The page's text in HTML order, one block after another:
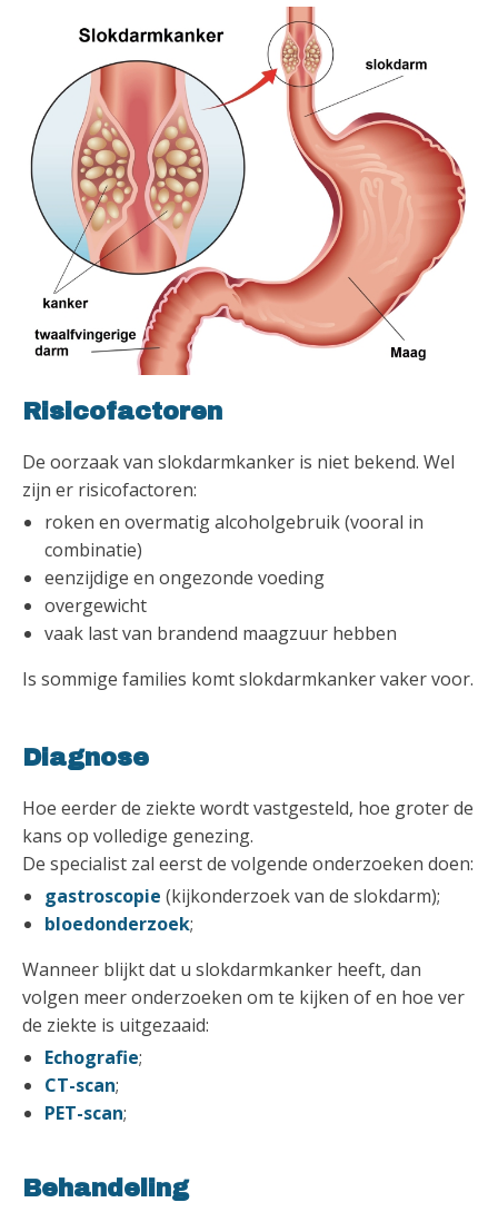
Risicofactoren
De oorzaak van slokdarmkanker is niet bekend. Wel
zijn er risicofactoren:
roken en overmatig alcoholgebruik (vooral in
combinatie)
eenzijdige en ongezonde voeding
overgewicht
vaak last van brandend maagzuur hebben
Is sommige families komt slokdarmkanker vaker voor.
Diagnose
Hoe eerder de ziekte wordt vastgesteld, hoe groter de
kans op volledige genezing.
De specialist zal eerst de volgende onderzoeken doen:
gastroscopie (kijkonderzoek van de slokdarm);
bloedonderzoek;
Wanneer blijkt dat u slokdarmkanker heeft, dan
volgen meer onderzoeken om te kijken of en hoe ver
de ziekte is uitgezaaid:
Echografie;
CT-scan;
PET-scan;
Behandeling